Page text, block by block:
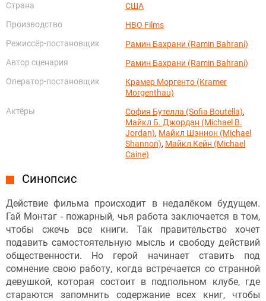
Страна
США
Производство
HBO Films
Режиссёр-постановщик
Рамин Бахрани (Ramin Bahrani)
Автор сценария
Рамин Бахрани (Ramin Bahrani)
Оператор-постановщик
Крамер Моргенто (Kramer
Morgenthau)
Актёры
София Бутелла (Sofia Boutella),
Майкл Б. Джордан (Michael B.
Jordan), Майкл Шэннон (Michael
Shannon), Майкл Кейн (Michael
Caine)
Синопсис
Действие фильма происходит в недалёком будущем.
Гай Монтаг - пожарный, чья работа заключается в том,
чтобы сжечь все книги. Так правительство хочет
подавить самостоятельную мысль и свободу действий
общественности. Но герой начинает ставить под
сомнение свою работу, когда встречается со странной
девушкой, которая состоит в подпольном клубе, где
стараются запомнить содержание всех книг, чтобы